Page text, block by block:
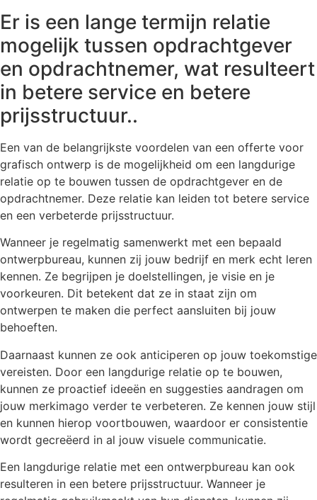
Er is een lange termijn relatie
mogelijk tussen opdrachtgever
en opdrachtnemer, wat resulteert
in betere service en betere
prijsstructuur..
Een van de belangrijkste voordelen van een offerte voor
grafisch ontwerp is de mogelijkheid om een langdurige
relatie op te bouwen tussen de opdrachtgever en de
opdrachtnemer. Deze relatie kan leiden tot betere service
en een verbeterde prijsstructuur.
Wanneer je regelmatig samenwerkt met een bepaald
ontwerpbureau, kunnen zij jouw bedrijf en merk echt leren
kennen. Ze begrijpen je doelstellingen, je visie en je
voorkeuren. Dit betekent dat ze in staat zijn om
ontwerpen te maken die perfect aansluiten bij jouw
behoeften.
Daarnaast kunnen ze ook anticiperen op jouw toekomstige
vereisten. Door een langdurige relatie op te bouwen,
kunnen ze proactief ideeën en suggesties aandragen om
jouw merkimago verder te verbeteren. Ze kennen jouw stijl
en kunnen hierop voortbouwen, waardoor er consistentie
wordt gecreëerd in al jouw visuele communicatie.
Een langdurige relatie met een ontwerpbureau kan ook
resulteren in een betere prijsstructuur. Wanneer je